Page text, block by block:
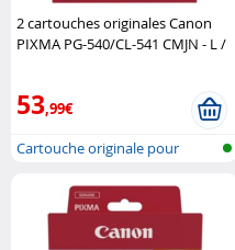
2 cartouches originales Canon
PIXMA PG-540/CL-541 CMJN - L /
53,99€
Cartouche originale pour